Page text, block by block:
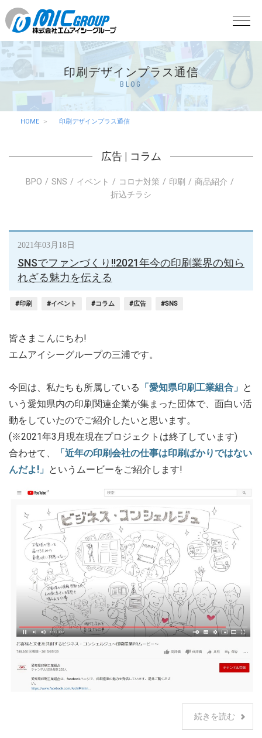
印刷デザインプラス通信
BLOG
HOME 印刷デザインプラス通信
広告| コラム
BPO SNS イベント コロナ対策 印刷
商品紹介
折込チラシ
2021年03月18日
SNSでファンづくり!!2021年今の印刷業界の知ら
れざる魅力を伝える
#印刷 #イベント #コラム #広告 #SNS
皆さまこんにちわ!
エムアイシーグループの三浦です。
今回は、私たちも所属している 「愛知県印刷工業組合」 と
いう愛知県内の印刷関連企業が集まった団体で、面白い活
動をしていたのでご紹介したいと思います。
(※2021年3月現在現在プロジェクトは終了しています)
合わせて、
「近年の印刷会社の仕事は印刷ばかりではない
んだよ!」 というムービーをご紹介します!
続きを読む